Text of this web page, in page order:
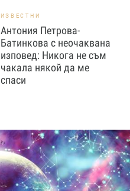
ИЗВЕСТНИ
Антония Петрова-
Батинкова с неочаквана
изповед: Никога не съм
чакала някой да ме
спаси